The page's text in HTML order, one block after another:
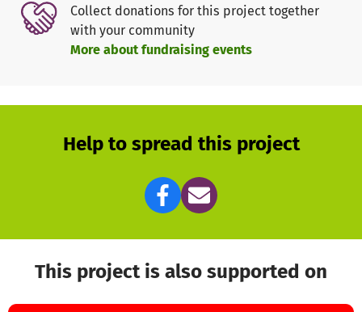
Collect donations for this project together
with your community
More about fundraising events
Help to spread this project
This project is also supported on